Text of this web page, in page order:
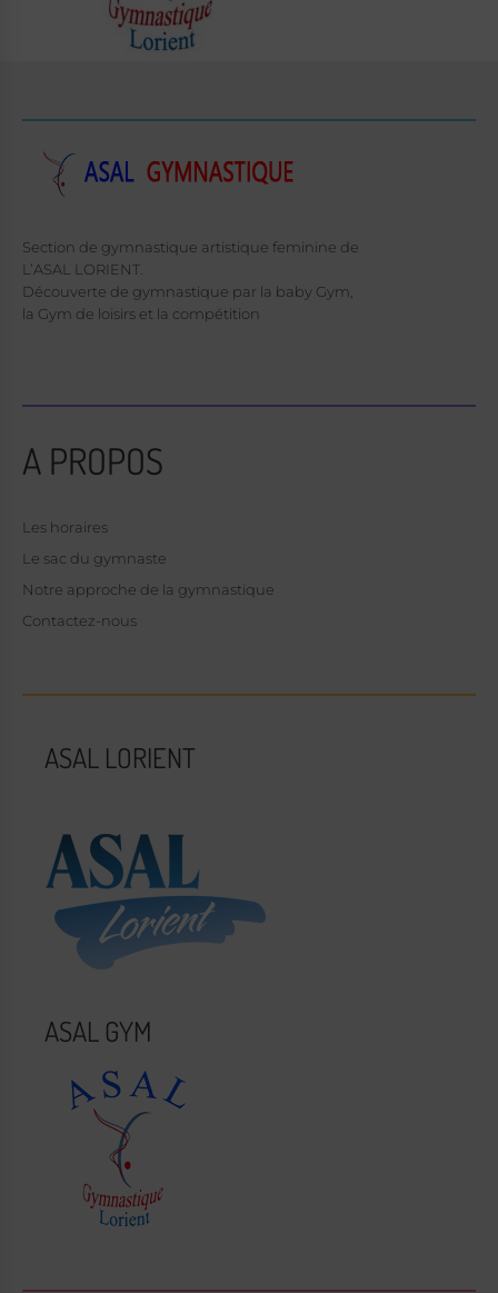
Section de gymnastique artistique feminine de
L’ASAL LORIENT.
Découverte de gymnastique par la baby Gym,
la Gym de loisirs et la compétition
A PROPOS
Les horaires
Le sac du gymnaste
Notre approche de la gymnastique
Contactez-nous
ASAL LORIENT
ASAL GYM